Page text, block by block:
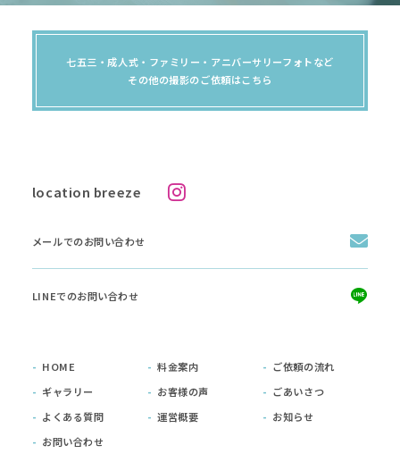
七五三・成人式・ファミリー・アニバーサリーフォトなど
その他の撮影のご依頼はこちら
location breeze
メールでのお問い合わせ
LINEでのお問い合わせ
HOME 料金案内
ご依頼の流れ
ギャラリー
お客様の声
ごあいさつ
よくある質問
運営概要
お知らせ
お問い合わせ